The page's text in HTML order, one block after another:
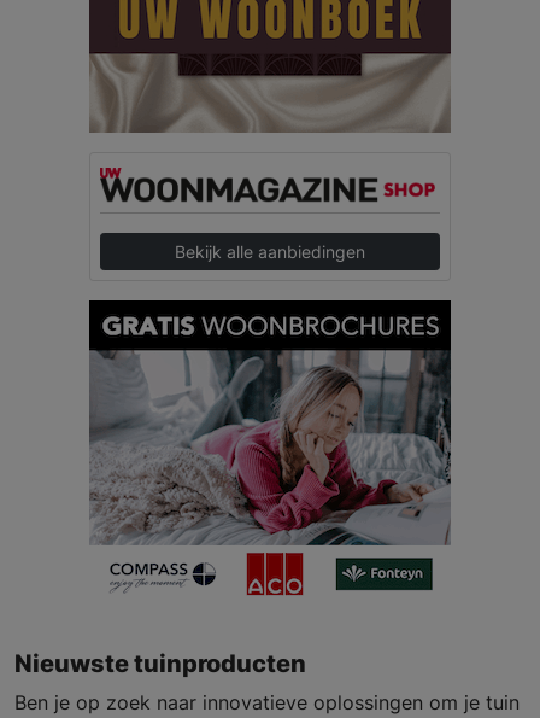
Bekijk alle aanbiedingen
Nieuwste tuinproducten
Ben je op zoek naar innovatieve oplossingen om je tuin